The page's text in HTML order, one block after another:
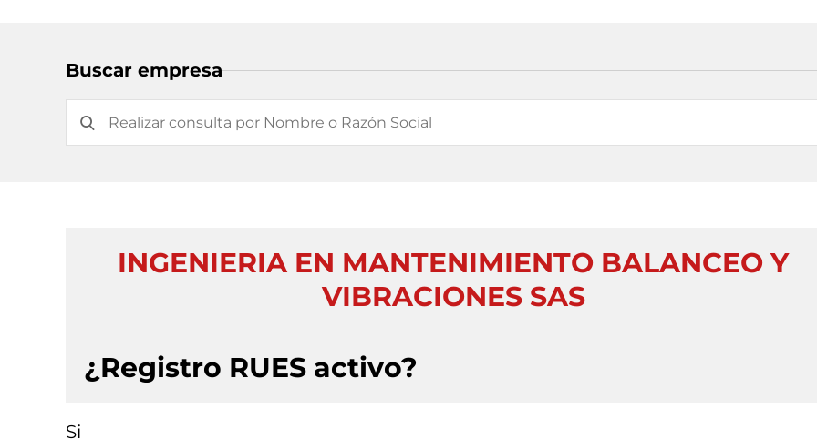
Buscar empresa
INGENIERIA EN MANTENIMIENTO BALANCEO Y
VIBRACIONES SAS
¿Registro RUES activo?
Si